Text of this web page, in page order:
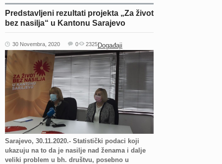
Predstavljeni rezultati projekta „Za život
bez nasilja“ u Kantonu Sarajevo
30 Novembra, 2020 Događaji
0 2325
Sarajevo, 30.11.2020.- Statistički podaci koji
ukazuju na to da je nasilje nad ženama i dalje
veliki problem u bh. društvu, posebno u